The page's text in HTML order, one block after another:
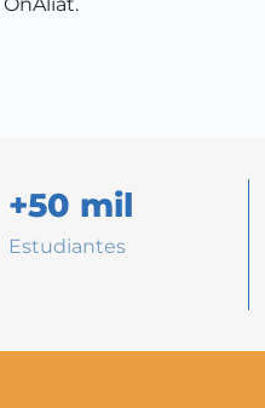
+50 mil
Estudiantes